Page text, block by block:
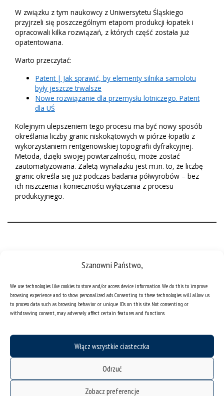
Szanowni Państwo,
We use technologies like cookies to store and/or access device information. We do this to improve
browsing experience and to show personalized ads. Consenting to these technologies will allow us
to process data such as browsing behavior or unique IDs on this site. Not consenting or
withdrawing consent, may adversely affect certain features and functions.
Włącz wszystkie ciasteczka
Odrzuć
Zobacz preferencje
W związku z tym naukowcy z Uniwersytetu Śląskiego
przyjrzeli się poszczególnym etapom produkcji łopatek i
opracowali kilka rozwiązań, z których część została już
opatentowana.
Warto przeczytać:
Patent | Jak sprawić, by elementy silnika samolotu
były jeszcze trwalsze
Nowe rozwiązanie dla przemysłu lotniczego. Patent
dla UŚ
Kolejnym ulepszeniem tego procesu ma być nowy sposób
określania liczby granic niskokątowych w piórze łopatki z
wykorzystaniem rentgenowskiej topografii dyfrakcyjnej.
Metoda, dzięki swojej powtarzalności, może zostać
zautomatyzowana. Zaletą wynalazku jest m.in. to, że liczbę
granic określa się już podczas badania półwyrobów – bez
ich niszczenia i konieczności wyłączania z procesu
produkcyjnego.